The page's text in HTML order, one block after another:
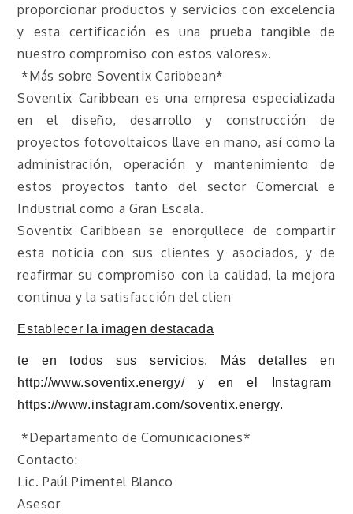
proporcionar productos y servicios con excelencia
y esta certificación es una prueba tangible de
nuestro compromiso con estos valores».
*Más sobre Soventix Caribbean*
Soventix Caribbean es una empresa especializada
en el diseño, desarrollo y construcción de
proyectos fotovoltaicos llave en mano, así como la
administración, operación y mantenimiento de
estos proyectos tanto del sector Comercial e
Industrial como a Gran Escala.
Soventix Caribbean se enorgullece de compartir
esta noticia con sus clientes y asociados, y de
reafirmar su compromiso con la calidad, la mejora
continua y la satisfacción del clien
Establecer la imagen destacada
te en todos sus servicios. Más detalles en
http://www.soventix.energy/y en el Instagram
https://www.instagram.com/soventix.energy.
*Departamento de Comunicaciones*
Contacto:
Lic. Paúl Pimentel Blanco
Asesor